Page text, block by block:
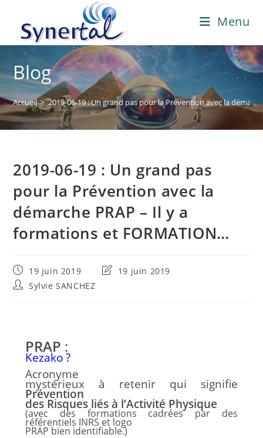
content
Menu
Blog
Accueil > 2019-06-19 : Un grand pas pour la Prévention avec la
2019-06-19 : Un grand pas
pour la Prévention avec la
démarche PRAP – Il y a
formations et FORMATION…
Publication
publiée :
19 juin 2019
Dernière
19 juin 2019
Auteur/autrice
Sylvie SANCHEZ
PRAP :
Kezako ?
Acronyme
mystérieux à retenir qui signifie
Prévention
des Risques liés à l’Activité Physique
(avec des formations cadrées par des
référentiels INRS et logo
PRAP bien identifiable.)